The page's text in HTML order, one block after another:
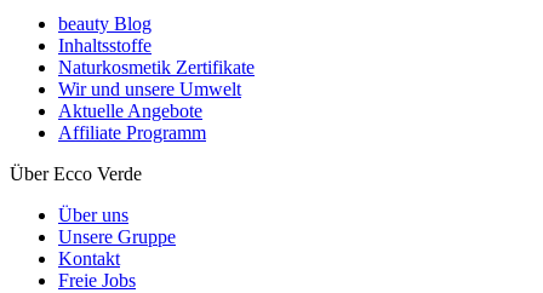
beauty Blog
Inhaltsstoffe
Naturkosmetik Zertifikate
Wir und unsere Umwelt
Aktuelle Angebote
Affiliate Programm
Über Ecco Verde
Über uns
Unsere Gruppe
Kontakt
Freie Jobs